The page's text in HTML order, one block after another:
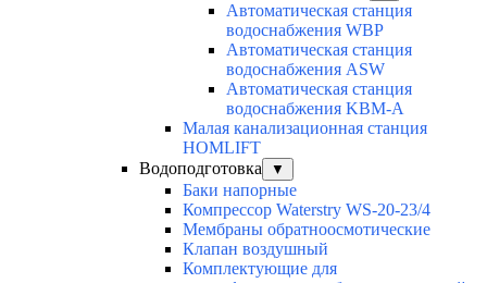
Автоматическая станция
водоснабжения WBP
Автоматическая станция
водоснабжения ASW
Автоматическая станция
водоснабжения KBM-A
Малая канализационная станция
HOMLIFT
Водоподготовка
▼
Баки напорные
Компрессор Waterstry WS-20-23/4
Мембраны обратноосмотические
Клапан воздушный
Комплектующие для